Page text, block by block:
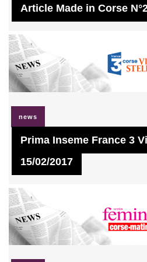
Article Made in Corse
news
Prima Inseme France 3
15/02/2017